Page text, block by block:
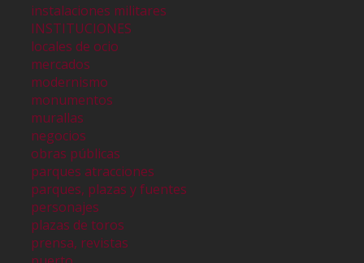
instalaciones militares
INSTITUCIONES
locales de ocio
mercados
modernismo
monumentos
murallas
negocios
obras públicas
parques atracciones
parques, plazas y fuentes
personajes
plazas de toros
prensa, revistas